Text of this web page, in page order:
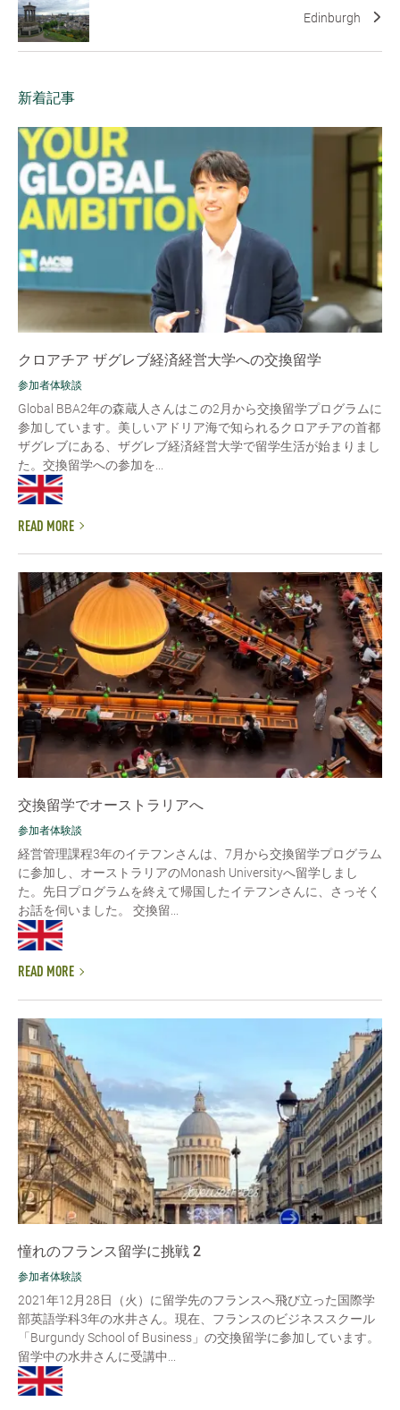
Edinburgh
新着記事
クロアチア ザグレブ経済経営大学への交換留学
参加者体験談
Global BBA2年の森蔵人さんはこの2月から交換留学プログラムに
参加しています。美しいアドリア海で知られるクロアチアの首都
ザグレブにある、ザグレブ経済経営大学で留学生活が始まりまし
た。交換留学への参加を...
READ MORE
交換留学でオーストラリアへ
参加者体験談
経営管理課程3年のイテフンさんは、7月から交換留学プログラム
に参加し、オーストラリアのMonash Universityへ留学しまし
た。先日プログラムを終えて帰国したイテフンさんに、さっそく
お話を伺いました。 交換留...
READ MORE
憧れのフランス留学に挑戦 2
参加者体験談
2021年12月28日（火）に留学先のフランスへ飛び立った国際学
部英語学科3年の水井さん。現在、フランスのビジネススクール
「Burgundy School of Business」の交換留学に参加しています。
留学中の水井さんに受講中...